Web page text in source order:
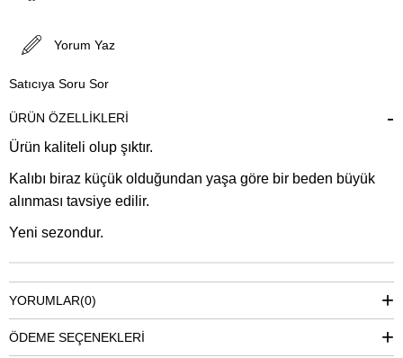
Yorum Yaz
Satıcıya Soru Sor
ÜRÜN ÖZELLIKLERI
Ürün kaliteli olup şıktır.
Kalıbı biraz küçük olduğundan yaşa göre bir beden büyük
alınması tavsiye edilir.
Yeni sezondur.
YORUMLAR(0)
ÖDEME SEÇENEKLERI